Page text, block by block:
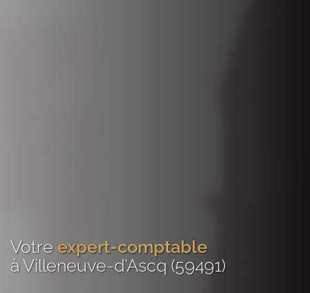
Votre expert-comptable
à Villeneuve-d'Ascq (59491)